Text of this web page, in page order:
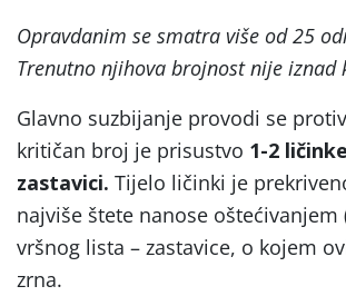
Opravdanim se smatra više od 25
Trenutno njihova brojnost nije iznad
Glavno suzbijanje provodi se
kritičan broj je prisustvo 1-2
zastavici. Tijelo ličinki je
najviše štete nanose oštećivanjem
vršnog lista – zastavice, o kojem
zrna.